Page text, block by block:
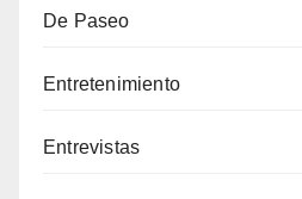
De Paseo
Entretenimiento
Entrevistas